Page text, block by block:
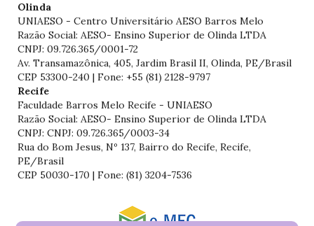
Olinda
UNIAESO - Centro Universitário AESO Barros Melo
Razão Social: AESO- Ensino Superior de Olinda LTDA
CNPJ: 09.726.365/0001-72
Av. Transamazônica, 405, Jardim Brasil II, Olinda, PE/Brasil
CEP 53300-240 | Fone: +55 (81) 2128-9797
Recife
Faculdade Barros Melo Recife - UNIAESO
Razão Social: AESO- Ensino Superior de Olinda LTDA
CNPJ: CNPJ: 09.726.365/0003-34
Rua do Bom Jesus, Nº 137, Bairro do Recife, Recife,
PE/Brasil
CEP 50030-170 | Fone: (81) 3204-7536